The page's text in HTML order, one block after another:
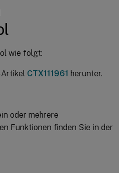
wie folgt:
Artikel CTX111961 herunter.
oder mehrere
Funktionen finden Sie in der